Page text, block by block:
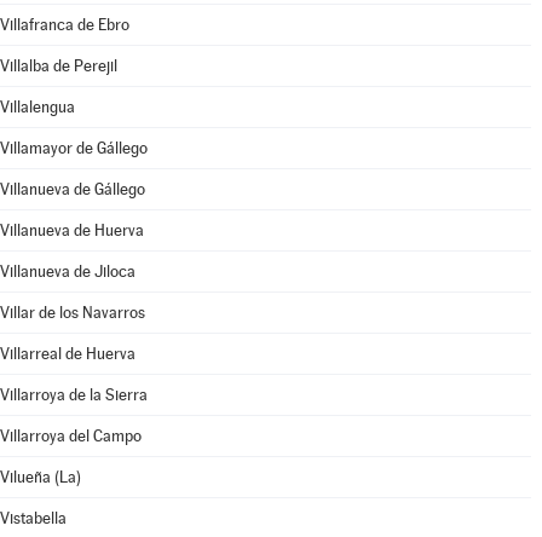
Villafranca de Ebro
Villalba de Perejil
Villalengua
Villamayor de Gállego
Villanueva de Gállego
Villanueva de Huerva
Villanueva de Jiloca
Villar de los Navarros
Villarreal de Huerva
Villarroya de la Sierra
Villarroya del Campo
Vilueña (La)
Vistabella